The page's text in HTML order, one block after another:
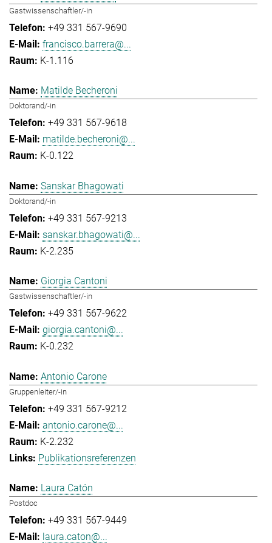
Gastwissenschaftler/-in
+49 331 567-9690
francisco.barrera@...
K-1.116
Matilde Becheroni
Doktorand/-in
+49 331 567-9618
matilde.becheroni@...
K-0.122
Sanskar Bhagowati
Doktorand/-in
+49 331 567-9213
sanskar.bhagowati@...
K-2.235
Giorgia Cantoni
Gastwissenschaftler/-in
+49 331 567-9622
giorgia.cantoni@...
K-0.232
Antonio Carone
Gruppenleiter/-in
+49 331 567-9212
antonio.carone@...
K-2.232
Publikationsreferenzen
Laura Catón
Postdoc
+49 331 567-9449
laura.caton@...